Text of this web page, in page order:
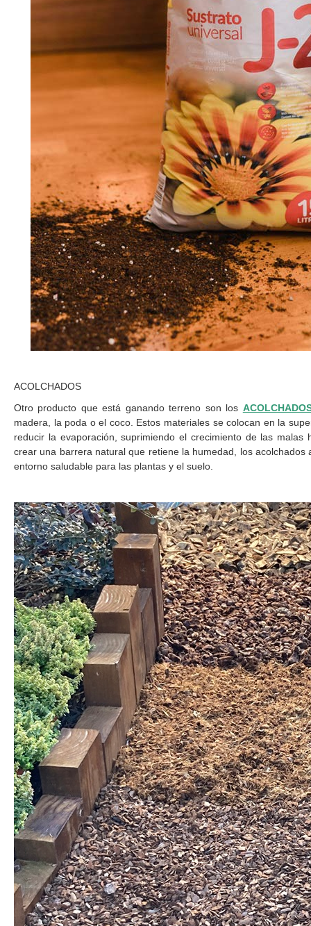
ACOLCHADOS
Otro producto que está ganando terreno son los
madera, la poda o el coco. Estos materiales se colocan en la
reducir la evaporación, suprimiendo el crecimiento de las
crear una barrera natural que retiene la humedad, los
entorno saludable para las plantas y el suelo.